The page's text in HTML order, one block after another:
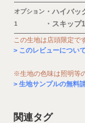
オプション
1
・ハイバッ
・スキッ
この生地は店頭限定で
このレビューについ
※生地の色味は照明等
生地サンプルの無料
関連タグ